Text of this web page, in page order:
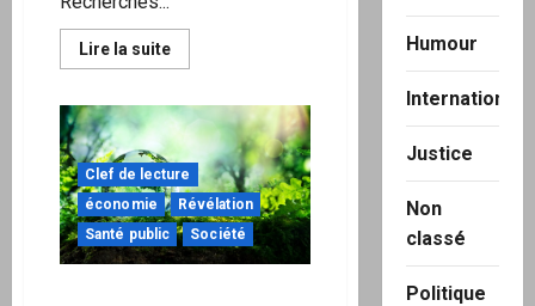
Lire la suiteEn
savoir
L’oxyde
de
graphène
pourrait
aussi
se
retrouver
dans
les
chemtrails
Clef de lecture
économie
Révélation
Santé public
Société
Humour
International
Justice
Non
classé
Politique